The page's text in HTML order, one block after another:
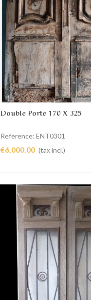
Add to cart
Double Porte 170 X 325
Reference: ENT0301
€6,000.00 (tax incl.)